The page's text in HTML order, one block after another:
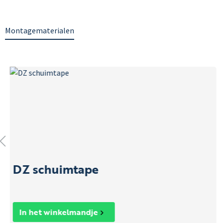
Montagematerialen
DZ schuimtape
In het winkelmandje